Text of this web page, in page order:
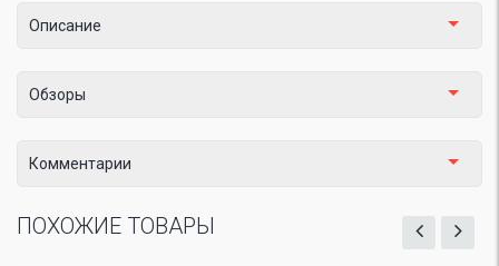
Описание
Обзоры
Комментарии
ПОХОЖИЕ ТОВАРЫ